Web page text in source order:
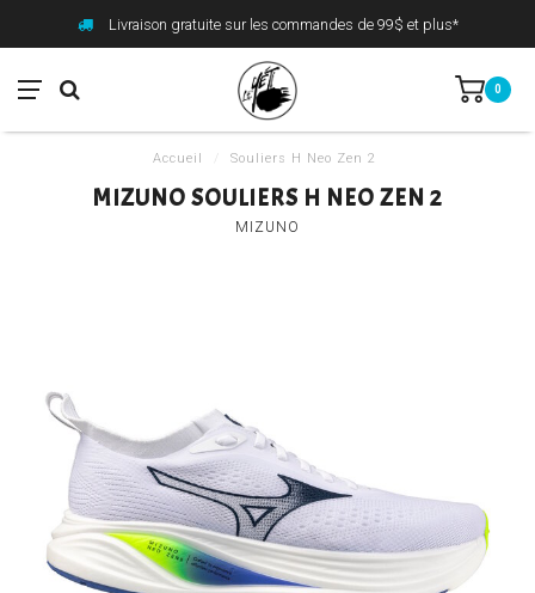
Livraison gratuite sur les commandes de 99$ et plus*
0
Accueil Souliers H Neo Zen 2
MIZUNO SOULIERS H NEO ZEN 2
MIZUNO